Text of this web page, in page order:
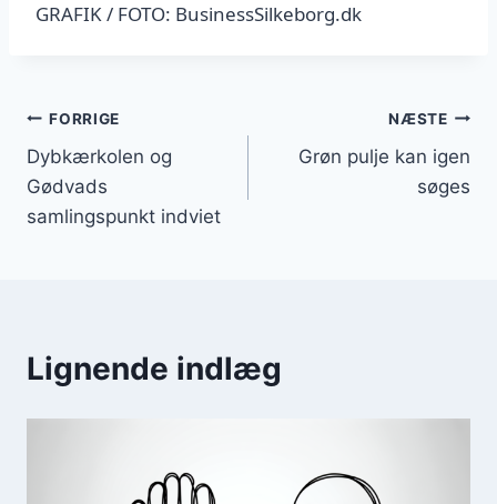
GRAFIK / FOTO: BusinessSilkeborg.dk
Indlægsnavigation
FORRIGE
Dybkærkolen og
Gødvads
samlingspunkt indviet
NÆSTE
Grøn pulje kan igen
søges
Lignende indlæg